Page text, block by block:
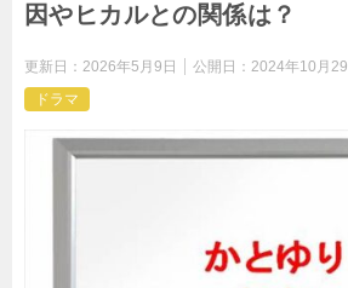
因やヒカルとの関係は？
更新日： 2026年5月9日 公開日： 2024年10月29
ドラマ